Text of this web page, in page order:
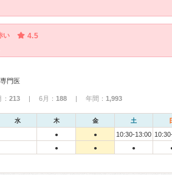
い 4.5
門医
213 | 6月： 188 | 年間： 1,993
水 木 金 土
● ● 10:30-13:00
● ● ●